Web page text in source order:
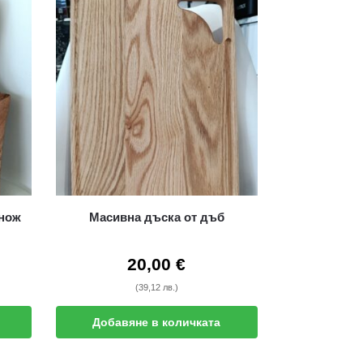
Масивна дъска от дъб
20,00€
(39,12 лв.)
Добавяне в количката